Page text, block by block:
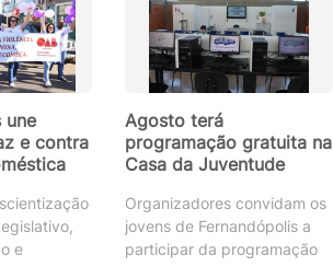
une
e contra
e
Agosto terá
programação gratuita na
Casa da Juventude
Organizadores convidam os
jovens de Fernandópolis a
participar da programação